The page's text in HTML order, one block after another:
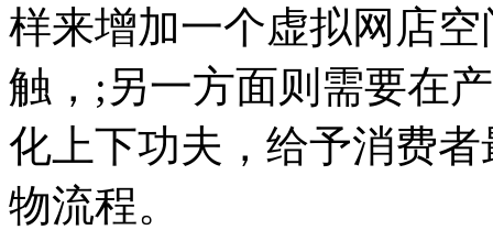
样来增加一个虚拟网店
触，;另一方面则需要在
化上下功夫，给予消费
物流程。